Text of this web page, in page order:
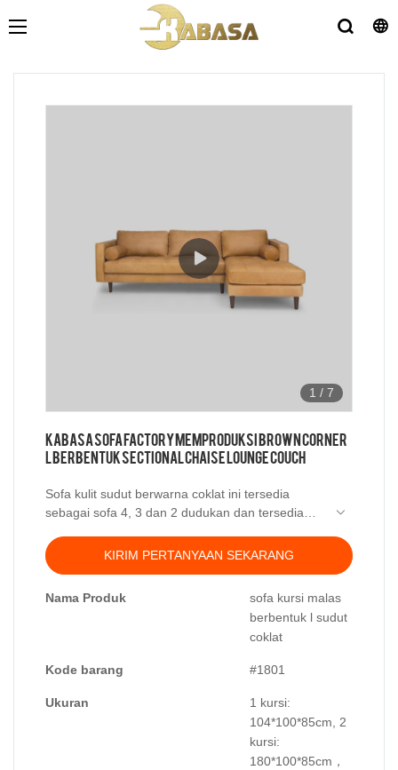
1 / 7
Kabasa Sofa Factory Memproduksi Brown Corner
L Berbentuk Sectional Chaise Lounge Couch
Sofa kulit sudut berwarna coklat ini tersedia
sebagai sofa 4, 3 dan 2 dudukan dan tersedia
adalah sofa sectional chaise lounge berbentuk l
yang terbuat dari kulit teknologi terlihat seperti
setengah harga dari kulit asli.
KIRIM PERTANYAAN SEKARANG
Nama Produk
sofa kursi malas
berbentuk l sudut
coklat
Kode barang #1801
Ukuran
1 kursi:
104*100*85cm, 2
kursi:
180*100*85cm，